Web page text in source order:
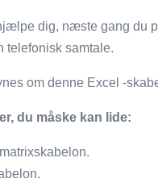
dig, næste gang du
telefonisk samtale.
om denne Excel -
du måske kan lide: